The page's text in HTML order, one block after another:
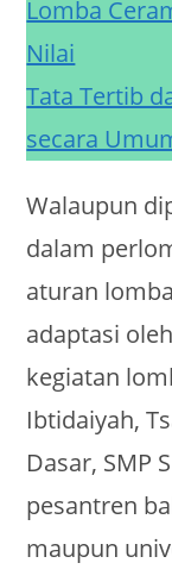
Lomba
Nilai
Tata Tertib
secara
Walaupun
dalam
aturan
adaptasi
kegiatan
Ibtidaiyah,
Dasar, SMP
pesantren
maupun